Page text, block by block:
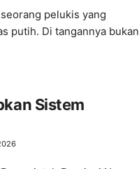
pelukis yang
putih. Di tangannya bukan
Sistem